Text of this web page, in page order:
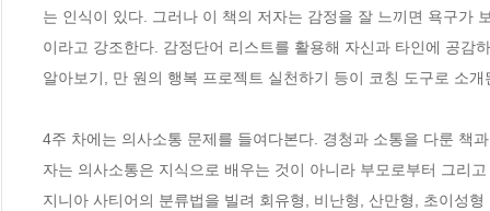
는 인식이 있다. 그러나 이 책의 저자는 감정을 잘 느끼면 욕구가
이라고 강조한다. 감정단어 리스트를 활용해 자신과 타인에 공감
알아보기, 만 원의 행복 프로젝트 실천하기 등이 코칭 도구로 소
4주 차에는 의사소통 문제를 들여다본다. 경청과 소통을 다룬 책
자는 의사소통은 지식으로 배우는 것이 아니라 부모로부터 그리
지니아 사티어의 분류법을 빌려 회유형, 비난형, 산만형, 초이성